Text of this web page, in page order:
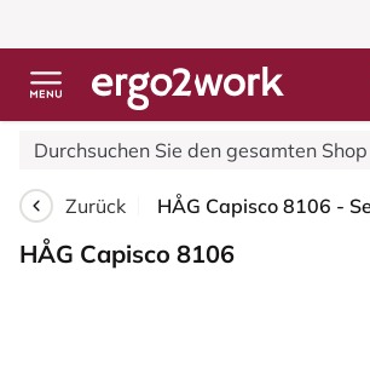
Zurück
HÅG Capisco 8106